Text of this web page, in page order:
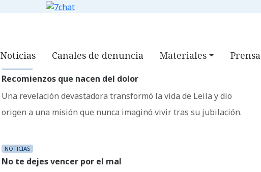
Noticias Canales de denuncia Materiales Prensa
Recomienzos que nacen del dolor
Una revelación devastadora transformó la vida de Leila y dio
origen a una misión que nunca imaginó vivir tras su jubilación.
NOTICIAS
No te dejes vencer por el mal